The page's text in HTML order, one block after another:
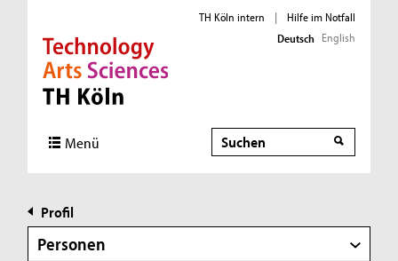
Direkt zur Hauptnavigation
Direkt zur Subnavigation
Direkt zum Inhalt
Direkt zum Fußbereich
TH Köln intern |
Hilfe im Notfall
Deutsch English
Menü Suche
Profil
Personen